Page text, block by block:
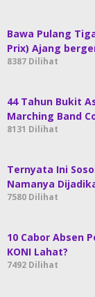
Bawa Pulang
Prix) Ajang
8387 Dilihat
44 Tahun Bukit
Marching Band
8131 Dilihat
Ternyata Ini
Namanya
7580 Dilihat
10 Cabor Absen
KONI Lahat?
7492 Dilihat